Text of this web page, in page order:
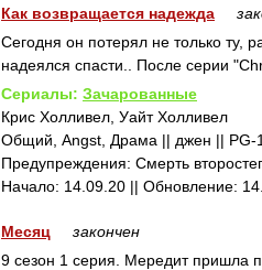
Как возвращается надежда
Сегодня он потерял не только ту,
надеялся спасти.. После серии
Сериалы: Зачарованные
Крис Холливел, Уайт Холливел
Общий, Angst, Драма || джен || PG-
Предупреждения: Смерть
Начало: 14.09.20 || Обновление:
Месяц
закончен
9 сезон 1 серия. Мередит пришла